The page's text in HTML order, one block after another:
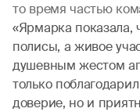
то время частью
«Ярмарка показала,
полисы, а живое
душевным жестом
только
доверие, но и